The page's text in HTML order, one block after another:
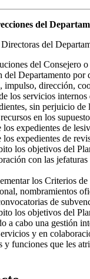
del
del
del Consejero
del Departamento por
impulso, dirección,
los servicios internos
sin perjuicio
en los
expedientes de
expedientes de
los objetivos del
con las
los Criterios
nombramientos
de
los objetivos del
a cabo una gestión
y en
y funciones que les